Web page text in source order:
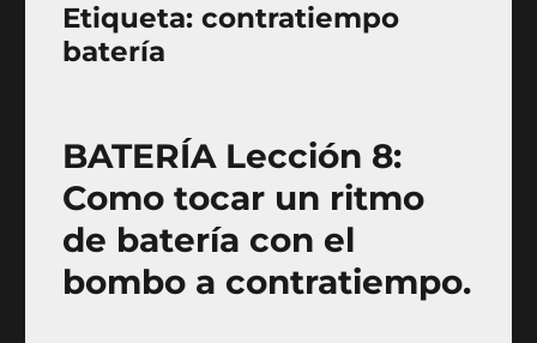
Etiqueta:contratiempo
batería
BATERÍA Lección 8:
Como tocar un ritmo
de batería con el
bombo a contratiempo.